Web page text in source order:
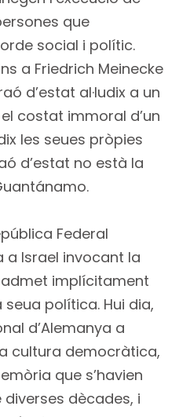
que
social i polític.
a Friedrich Meinecke
d’estat al·ludix a un
costat immoral d’un
les seues pròpies
d’estat no està la
Federal
a Israel invocant la
implícitament
política. Hui dia,
d’Alemanya a
cultura democràtica,
que s’havien
dècades, i